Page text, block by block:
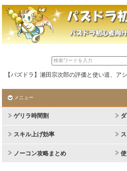
【パズドラ】瀬田宗次郎の評価と使い道、ア
メニュー
ゲリラ時間割
スキル上げ効率
ノーコン攻略まとめ